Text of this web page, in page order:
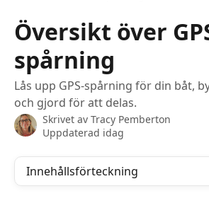
Översikt över
spårning
Lås upp GPS-spårning för din båt,
och gjord för att delas.
Skrivet av Tracy Pemberton
Uppdaterad idag
Innehållsförteckning